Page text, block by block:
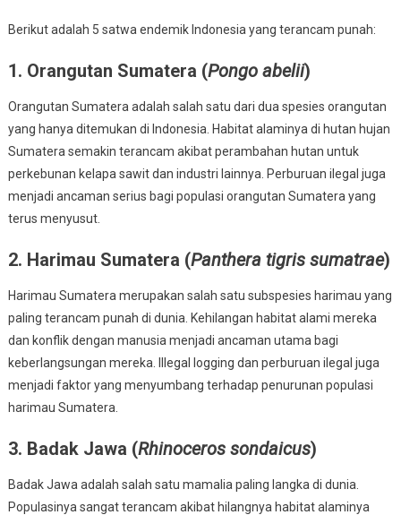
Indonesia
Terancam
Berikut adalah 5 satwa endemik Indonesia yang terancam punah:
1. Orangutan Sumatera (Pongo abelii)
Orangutan Sumatera adalah salah satu dari dua spesies orangutan
yang hanya ditemukan di Indonesia. Habitat alaminya di hutan hujan
Sumatera semakin terancam akibat perambahan hutan untuk
perkebunan kelapa sawit dan industri lainnya. Perburuan ilegal juga
menjadi ancaman serius bagi populasi orangutan Sumatera yang
terus menyusut.
2. Harimau Sumatera (Panthera tigris sumatrae)
Harimau Sumatera merupakan salah satu subspesies harimau yang
paling terancam punah di dunia. Kehilangan habitat alami mereka
dan konflik dengan manusia menjadi ancaman utama bagi
keberlangsungan mereka. Illegal logging dan perburuan ilegal juga
menjadi faktor yang menyumbang terhadap penurunan populasi
harimau Sumatera.
3. Badak Jawa (Rhinoceros sondaicus)
Badak Jawa adalah salah satu mamalia paling langka di dunia.
Populasinya sangat terancam akibat hilangnya habitat alaminya